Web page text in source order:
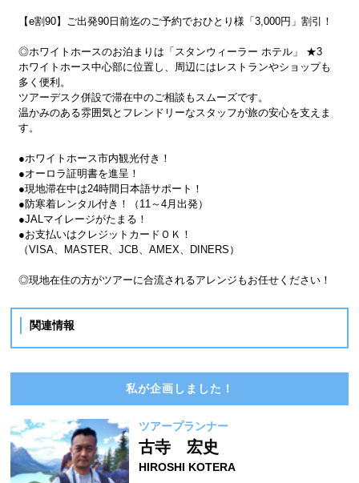
【e割90】ご出発90日前迄のご予約でおひとり様「3,000円」割引！
◎ホワイトホースのお泊まりは「スタンウィーラー ホテル」 ★3
ホワイトホース中心部に位置し、周辺にはレストランやショップも
多く便利。
ツアーデスク併設で滞在中のご相談もスムーズです。
温かみのある雰囲気とフレンドリーなスタッフが旅の安心を支えま
す。
●ホワイトホース市内観光付き！
●オーロラ証明書を進呈！
●現地滞在中は24時間日本語サポート！
●防寒着レンタル付き！（11～4月出発）
●JALマイレージがたまる！
●お支払いはクレジットカードＯＫ！
（VISA、MASTER、JCB、AMEX、DINERS）
◎現地在住の方がツアーに合流されるアレンジもお任せください！
関連情報
私が企画しました！
ツアープランナー
古寺 宏史
HIROSHI KOTERA